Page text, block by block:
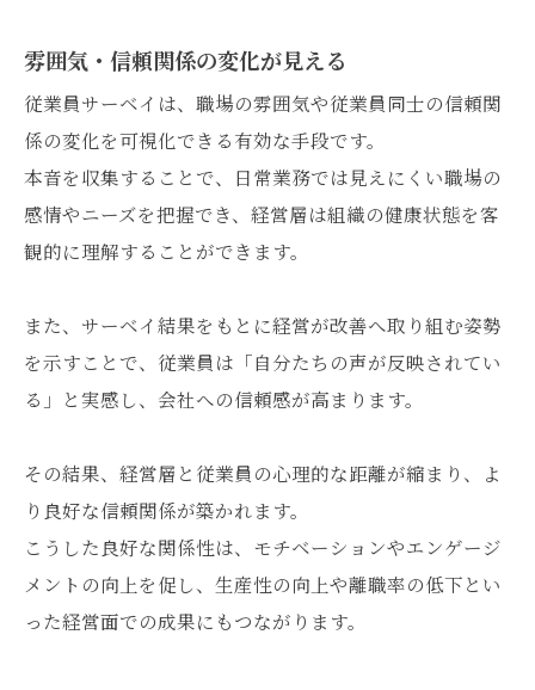
雰囲気・信頼関係の変化が見える
従業員サーベイは、職場の雰囲気や従業員同士の信頼関
係の変化を可視化できる有効な手段です。
本音を収集することで、日常業務では見えにくい職場の
感情やニーズを把握でき、経営層は組織の健康状態を客
観的に理解することができます。
また、サーベイ結果をもとに経営が改善へ取り組む姿勢
を示すことで、従業員は「自分たちの声が反映されてい
る」と実感し、会社への信頼感が高まります。
その結果、経営層と従業員の心理的な距離が縮まり、よ
り良好な信頼関係が築かれます。
こうした良好な関係性は、モチベーションやエンゲージ
メントの向上を促し、生産性の向上や離職率の低下とい
った経営面での成果にもつながります。